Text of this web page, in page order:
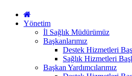
Yönetim
İl Sağlık Müdürümüz
Başkanlarımız
Destek Hizmetleri
Sağlık Hizmetleri
Başkan Yardımcılarımız